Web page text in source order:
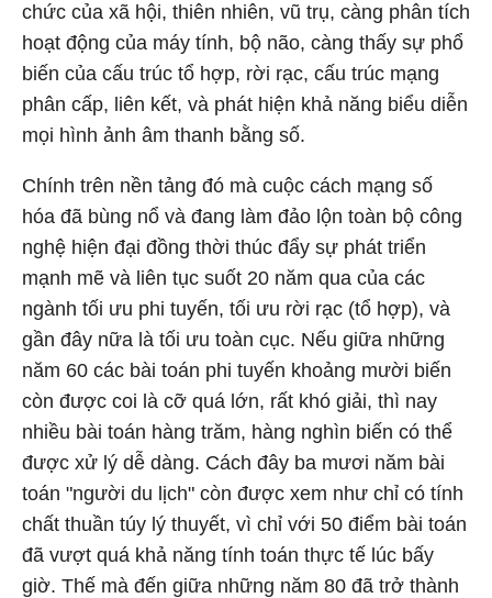
chức của xã hội, thiên nhiên, vũ trụ, càng phân tích
hoạt động của máy tính, bộ não, càng thấy sự phổ
biến của cấu trúc tổ hợp, rời rạc, cấu trúc mạng
phân cấp, liên kết, và phát hiện khả năng biểu diễn
mọi hình ảnh âm thanh bằng số.
Chính trên nền tảng đó mà cuộc cách mạng số
hóa đã bùng nổ và đang làm đảo lộn toàn bộ công
nghệ hiện đại đồng thời thúc đẩy sự phát triển
mạnh mẽ và liên tục suốt 20 năm qua của các
ngành tối ưu phi tuyến, tối ưu rời rạc (tổ hợp), và
gần đây nữa là tối ưu toàn cục. Nếu giữa những
năm 60 các bài toán phi tuyến khoảng mười biến
còn được coi là cỡ quá lớn, rất khó giải, thì nay
nhiều bài toán hàng trăm, hàng nghìn biến có thể
được xử lý dễ dàng. Cách đây ba mươi năm bài
toán "người du lịch" còn được xem như chỉ có tính
chất thuần túy lý thuyết, vì chỉ với 50 điểm bài toán
đã vượt quá khả năng tính toán thực tế lúc bấy
giờ. Thế mà đến giữa những năm 80 đã trở thành